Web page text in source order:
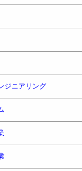
ジニアリング